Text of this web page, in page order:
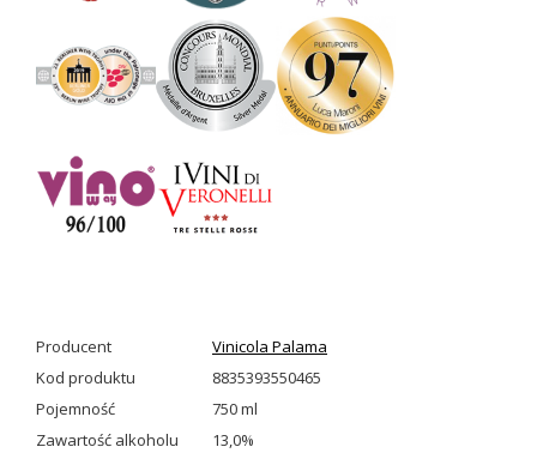
Producent
Vinicola Palama
Kod produktu
8835393550465
Pojemność
750 ml
Zawartość alkoholu
13,0%